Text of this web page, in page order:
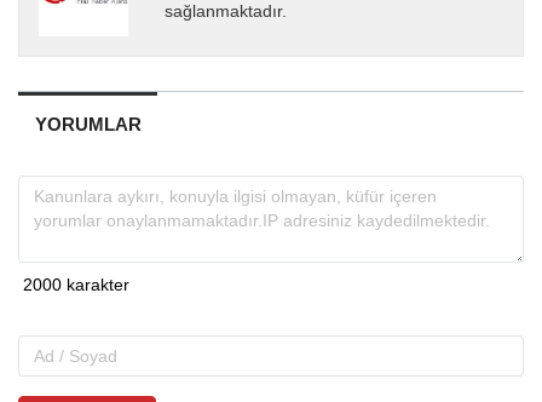
sağlanmaktadır.
YORUMLAR